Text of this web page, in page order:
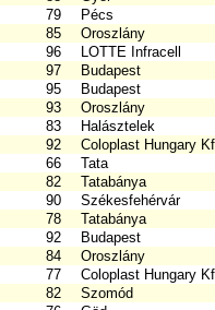
79
Pécs
85
Oroszlány
96
LOTTE Infracell
97
Budapest
95
Budapest
93
Oroszlány
83
Halásztelek
92
Coloplast Hungary
66
Tata
82
Tatabánya
90
Székesfehérvár
78
Tatabánya
92
Budapest
84
Oroszlány
77
Coloplast Hungary
82
Szomód